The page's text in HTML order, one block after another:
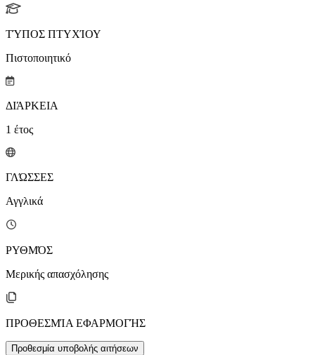
ΤΎΠΟΣ ΠΤΥΧΊΟΥ
Πιστοποιητικό
ΔΙΆΡΚΕΙΑ
1 έτος
ΓΛΏΣΣΕΣ
Αγγλικά
ΡΥΘΜΌΣ
Μερικής απασχόλησης
ΠΡΟΘΕΣΜΊΑ ΕΦΑΡΜΟΓΉΣ
Προθεσμία υποβολής αιτήσεων